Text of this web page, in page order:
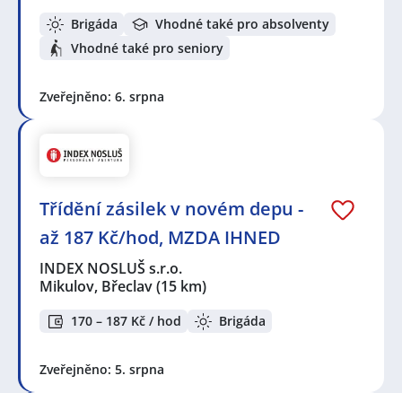
Brigáda
Vhodné také pro absolventy
Vhodné také pro seniory
Zveřejněno: 6. srpna
Třídění zásilek v novém depu -
až 187 Kč/hod, MZDA IHNED
INDEX NOSLUŠ s.r.o.
Mikulov, Břeclav(15 km)
170 – 187 Kč / hod Brigáda
Zveřejněno: 5. srpna